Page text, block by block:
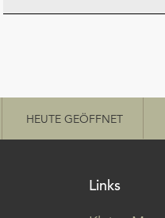
HEUTE GEÖFFNET
Links